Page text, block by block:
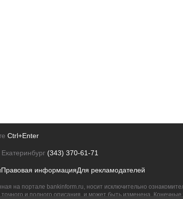
Ctrl+Enter
(343) 370-61-71
Правовая информацияДля рекламодателей
на портале bankinform.ru, носит исключительно
и полного описания, и может быть изменена. Конечные